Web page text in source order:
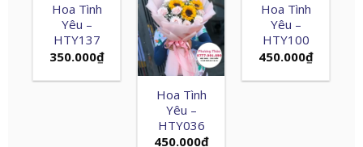
Hoa Tình
Yêu –
HTY137
350.000₫
Hoa Tình
Yêu –
HTY036
450.000₫
Hoa Tình
Yêu –
HTY100
450.000₫